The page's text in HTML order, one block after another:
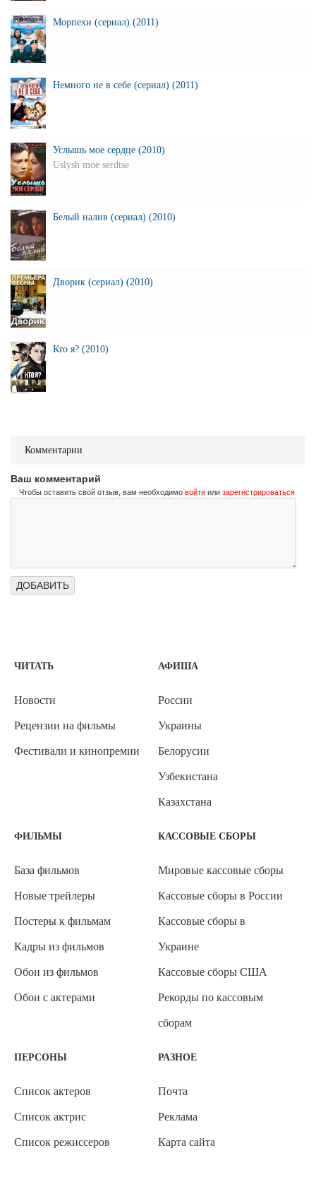
Морпехи (сериал) (2011)
Немного не в себе (сериал) (2011)
Услышь мое сердце (2010)
Uslysh moe serdtse
Белый налив (сериал) (2010)
Дворик (сериал) (2010)
Кто я? (2010)
Комментарии
Ваш комментарий
Чтобы оставить свой отзыв, вам необходимо войти или зарегистрироваться
ЧИТАТЬ
Новости
Рецензии на фильмы
Фестивали и кинопремии
АФИША
России
Украины
Белорусии
Узбекистана
Казахстана
ФИЛЬМЫ
База фильмов
Новые трейлеры
Постеры к фильмам
Кадры из фильмов
Обои из фильмов
Обои с актерами
КАССОВЫЕ СБОРЫ
Мировые кассовые сборы
Кассовые сборы в России
Кассовые сборы в
Украине
Кассовые сборы США
Рекорды по кассовым
сборам
ПЕРСОНЫ
Список актеров
Список актрис
Список режиссеров
РАЗНОЕ
Почта
Реклама
Карта сайта